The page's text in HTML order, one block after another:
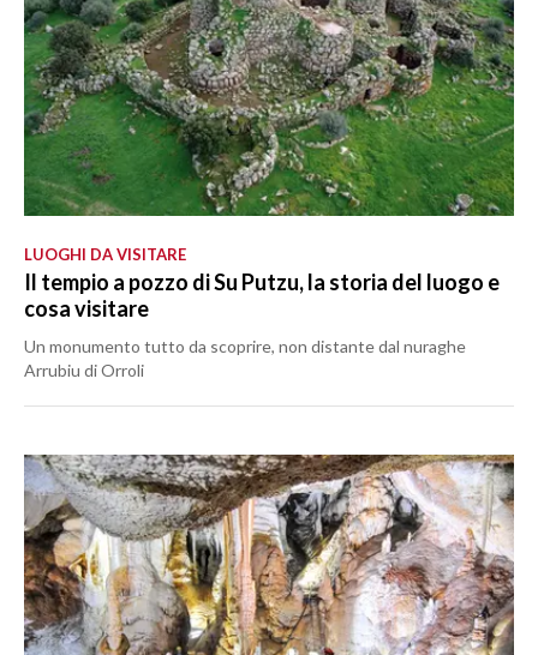
LUOGHI DA VISITARE
Il tempio a pozzo di Su Putzu, la storia del luogo e
cosa visitare
Un monumento tutto da scoprire, non distante dal nuraghe
Arrubiu di Orroli